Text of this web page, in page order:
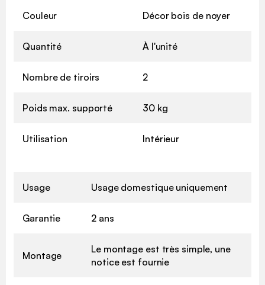
Couleur Décor bois de noyer
Quantité À l'unité
Nombre de tiroirs 2
Poids max. supporté 30 kg
Utilisation Intérieur
Usage Usage domestique uniquement
Garantie 2 ans
Montage
Le montage est très simple, une
notice est fournie